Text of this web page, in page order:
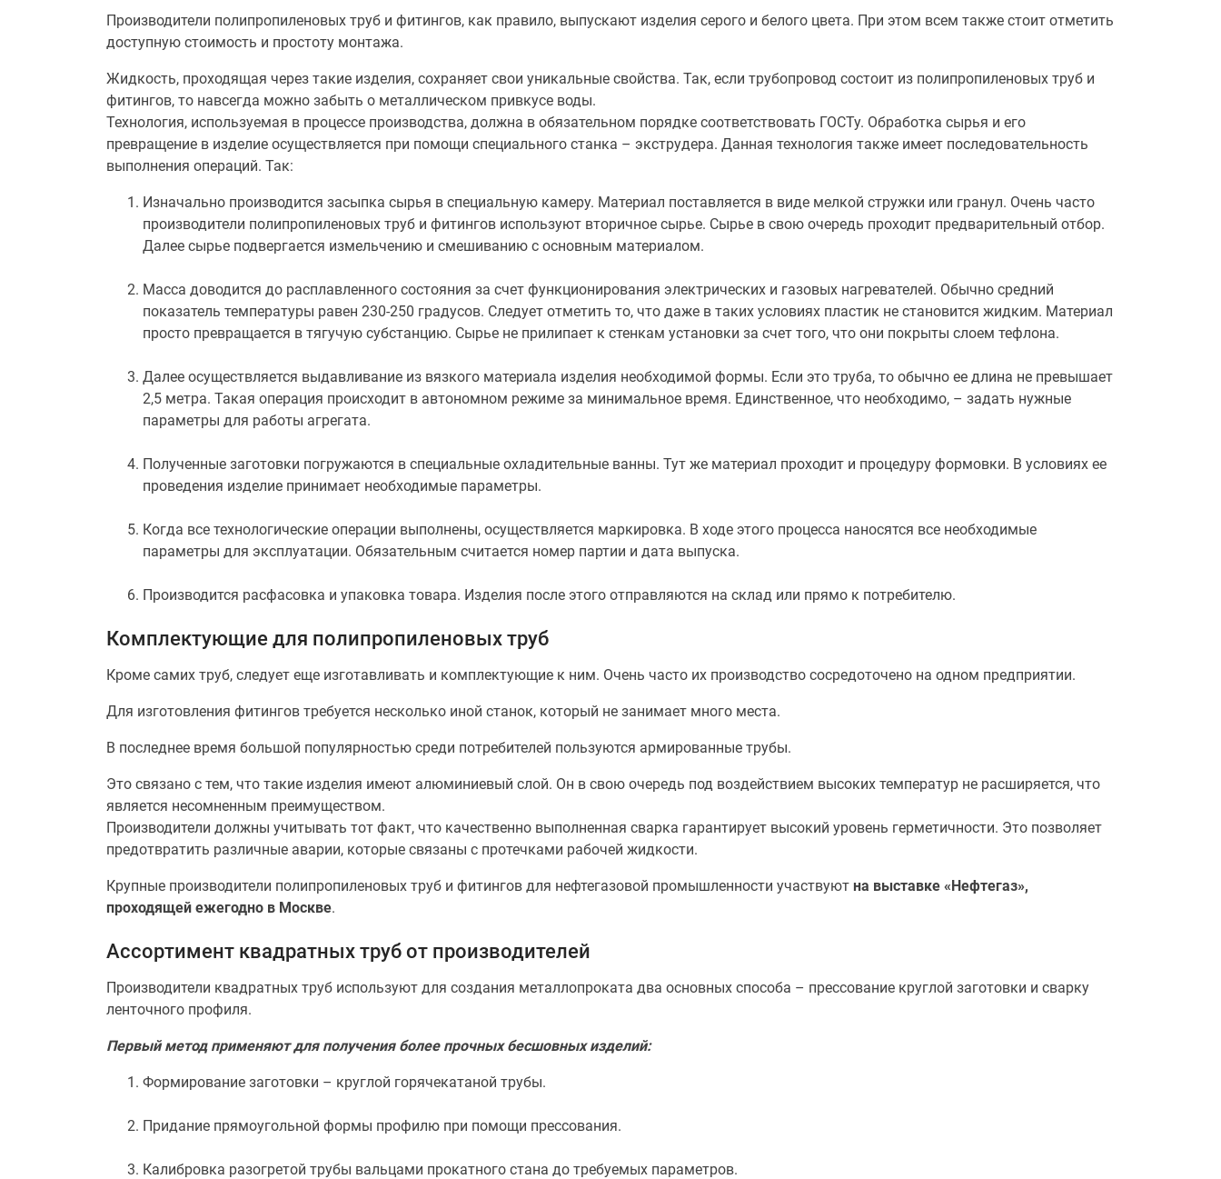
Производители полипропиленовых труб и фитингов, как правило, выпускают изделия серого и белого цвета. При этом всем также стоит отметить
доступную стоимость и простоту монтажа.
Жидкость, проходящая через такие изделия, сохраняет свои уникальные свойства. Так, если трубопровод состоит из полипропиленовых труб и
фитингов, то навсегда можно забыть о металлическом привкусе воды.
Технология, используемая в процессе производства, должна в обязательном порядке соответствовать ГОСТу. Обработка сырья и его
превращение в изделие осуществляется при помощи специального станка – экструдера. Данная технология также имеет последовательность
выполнения операций. Так:
Изначально производится засыпка сырья в специальную камеру. Материал поставляется в виде мелкой стружки или гранул. Очень часто
производители полипропиленовых труб и фитингов используют вторичное сырье. Сырье в свою очередь проходит предварительный отбор.
Далее сырье подвергается измельчению и смешиванию с основным материалом.
Масса доводится до расплавленного состояния за счет функционирования электрических и газовых нагревателей. Обычно средний
показатель температуры равен 230-250 градусов. Следует отметить то, что даже в таких условиях пластик не становится жидким. Материал
просто превращается в тягучую субстанцию. Сырье не прилипает к стенкам установки за счет того, что они покрыты слоем тефлона.
Далее осуществляется выдавливание из вязкого материала изделия необходимой формы. Если это труба, то обычно ее длина не превышает
2,5 метра. Такая операция происходит в автономном режиме за минимальное время. Единственное, что необходимо, – задать нужные
параметры для работы агрегата.
Полученные заготовки погружаются в специальные охладительные ванны. Тут же материал проходит и процедуру формовки. В условиях ее
проведения изделие принимает необходимые параметры.
Когда все технологические операции выполнены, осуществляется маркировка. В ходе этого процесса наносятся все необходимые
параметры для эксплуатации. Обязательным считается номер партии и дата выпуска.
Производится расфасовка и упаковка товара. Изделия после этого отправляются на склад или прямо к потребителю.
Комплектующие для полипропиленовых труб
Кроме самих труб, следует еще изготавливать и комплектующие к ним. Очень часто их производство сосредоточено на одном предприятии.
Для изготовления фитингов требуется несколько иной станок, который не занимает много места.
В последнее время большой популярностью среди потребителей пользуются армированные трубы.
Это связано с тем, что такие изделия имеют алюминиевый слой. Он в свою очередь под воздействием высоких температур не расширяется, что
является несомненным преимуществом.
Производители должны учитывать тот факт, что качественно выполненная сварка гарантирует высокий уровень герметичности. Это позволяет
предотвратить различные аварии, которые связаны с протечками рабочей жидкости.
Крупные производители полипропиленовых труб и фитингов для нефтегазовой промышленности участвуют на выставке «Нефтегаз»,
проходящей ежегодно в Москве.
Ассортимент квадратных труб от производителей
Производители квадратных труб используют для создания металлопроката два основных способа – прессование круглой заготовки и сварку
ленточного профиля.
Первый метод применяют для получения более прочных бесшовных изделий:
Формирование заготовки – круглой горячекатаной трубы.
Придание прямоугольной формы профилю при помощи прессования.
Калибровка разогретой трубы вальцами прокатного стана до требуемых параметров.